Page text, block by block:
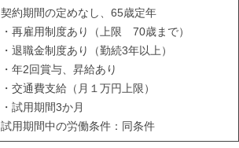
契約期間の定めなし、65歳定年
・再雇用制度あり（上限 70歳まで）
・退職金制度あり（勤続3年以上）
・年2回賞与、昇給あり
・交通費支給（月１万円上限）
・試用期間3か月
試用期間中の労働条件：同条件